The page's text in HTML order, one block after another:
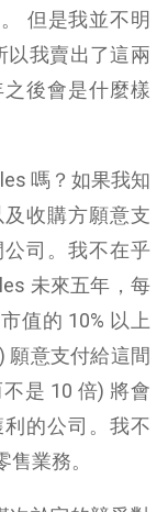
但是我並不明
以我賣出了這兩
後會是什麼樣
嗎？如果我知
收購方願意支
司。我不在乎
未來五年，每
值的 10% 以上
願意支付給這間
是 10 倍) 將會
的公司。我不
業務。